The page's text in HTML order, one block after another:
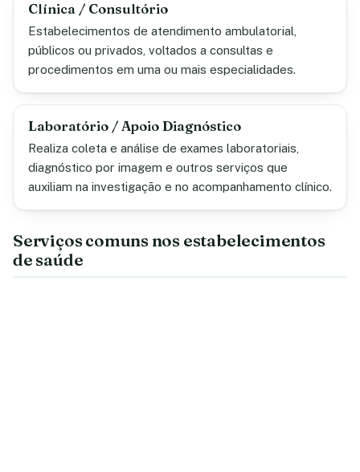
Clínica / Consultório
Estabelecimentos de atendimento ambulatorial,
públicos ou privados, voltados a consultas e
procedimentos em uma ou mais especialidades.
Laboratório / Apoio Diagnóstico
Realiza coleta e análise de exames laboratoriais,
diagnóstico por imagem e outros serviços que
auxiliam na investigação e no acompanhamento clínico.
Serviços comuns nos estabelecimentos
de saúde